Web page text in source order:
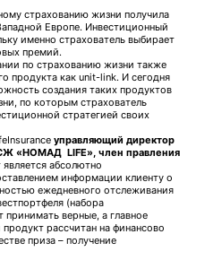
страхованию жизни получила
Европе. Инвестиционный
именно страхователь выбирает
премий.
по страхованию жизни также
продукта как unit-link. И сегодня
создания таких продуктов
по которым страхователь
стратегией своих
управляющий директор
«НОМАД LIFE», член правления
абсолютно
информации клиенту о
ежедневного отслеживания
(набора
принимать верные, а главное
рассчитан на финансово
приза – получение